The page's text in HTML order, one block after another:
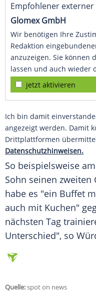
Empfohlener externer
Glomex GmbH
Wir benötigen Ihre
Redaktion
anzuzeigen. Sie können
lassen und auch wieder
jetzt aktivieren
Ich bin damit
angezeigt werden. Damit
Drittplattformen
Datenschutzhinweisen.
So beispielsweise
Sohn seinen zweiten
habe es "ein Buffet
auch mit Kuchen"
nächsten Tag
Unterschied", so
Quelle:spot on news